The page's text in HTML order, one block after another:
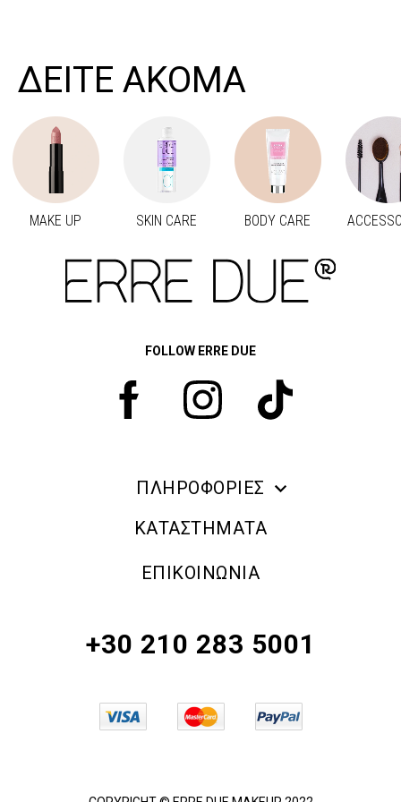
ΔΕΙΤΕ ΑΚΟΜΑ
MAKE UP SKIN CARE BODY CARE
FOLLOW ERRE DUE
ΠΛΗΡΟΦΟΡΙΕΣ
ERRE DUE MAKE UP
ΠΟΛΙΤΙΚΗ ΕΠΙΣΤΡΟΦΗΣ ΠΡΟΪΟΝΤΩΝ
ΚΑΤΑΣΤΗΜΑΤΑ
ΕΠΙΚΟΙΝΩΝΙΑ
+30 210 283 5001